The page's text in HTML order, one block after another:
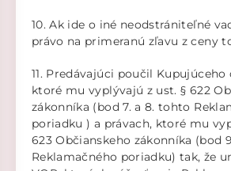
10. Ak ide o iné neodstrániteľné
právo na primeranú zľavu z ceny
11. Predávajúci poučil Kupujúceho
ktoré mu vyplývajú z ust. § 622
zákonníka (bod 7. a 8. tohto
poriadku ) a právach, ktoré mu
623 Občianskeho zákonníka (bod
Reklamačného poriadku) tak, že